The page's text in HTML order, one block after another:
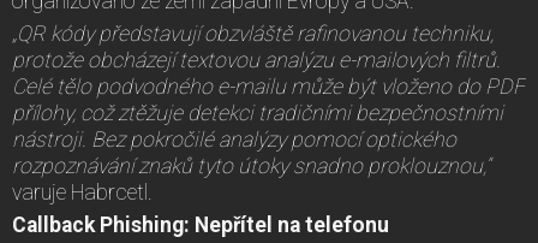
„QR kódy představují obzvláště rafinovanou techniku,
protože obcházejí textovou analýzu e-mailových filtrů.
Celé tělo podvodného e-mailu může být vloženo do PDF
přílohy, což ztěžuje detekci tradičními bezpečnostními
nástroji. Bez pokročilé analýzy pomocí optického
rozpoznávání znaků tyto útoky snadno proklouznou,“
varuje Habrcetl.
Callback Phishing: Nepřítel na telefonu